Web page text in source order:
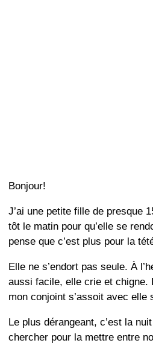
Bonjour!
J’ai une petite fille de presque
tôt le matin pour qu’elle se
pense que c’est plus pour la
Elle ne s’endort pas seule. À
aussi facile, elle crie et chigne.
mon conjoint s’assoit avec
Le plus dérangeant, c’est la
chercher pour la mettre entre